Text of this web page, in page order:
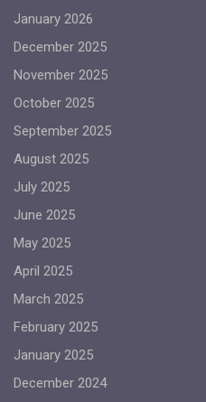
January 2026
December 2025
November 2025
October 2025
September 2025
August 2025
July 2025
June 2025
May 2025
April 2025
March 2025
February 2025
January 2025
December 2024